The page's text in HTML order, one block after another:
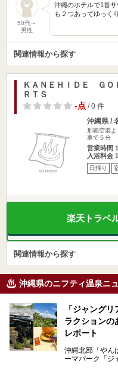
50代～
男性
沖縄のホテルで1番
も２つあってゆっく
関連情報から探す
ＫＡＮＥＨＩＤＥ ＧＯ
ＲＴＳ
-点/ 0 件
沖縄県 /
那覇空港
車で５分
営業時間
入浴料金
日帰り
楽天トラベ
関連情報から探す
沖縄県のニフティ温泉ニ
「ジャング
ラクションの
レポート
沖縄北部「やん
ーマパーク「ジ